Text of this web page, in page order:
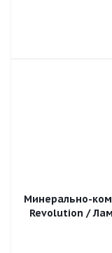
Минерально-
Revolution /